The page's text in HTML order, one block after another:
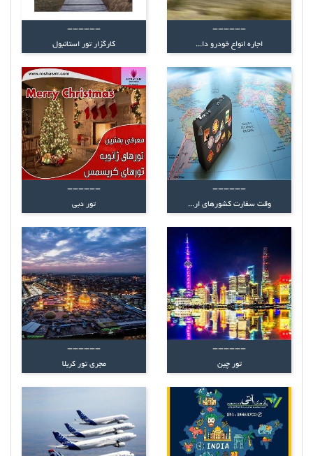
------
اجاره انواع خودرو دا...
------
کارگزار تور استانبول
------
وقت سفارت کشورهای ار...
------
تور دبی
------
تور چین
------
مجری تور کربلا